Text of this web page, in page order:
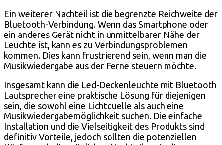
Ein weiterer Nachteil ist die begrenzte Reichweite der
Bluetooth-Verbindung. Wenn das Smartphone oder
ein anderes Gerät nicht in unmittelbarer Nähe der
Leuchte ist, kann es zu Verbindungsproblemen
kommen. Dies kann frustrierend sein, wenn man die
Musikwiedergabe aus der Ferne steuern möchte.
Insgesamt kann die Led-Deckenleuchte mit Bluetooth
Lautsprecher eine praktische Lösung für diejenigen
sein, die sowohl eine Lichtquelle als auch eine
Musikwiedergabemöglichkeit suchen. Die einfache
Installation und die Vielseitigkeit des Produkts sind
definitiv Vorteile, jedoch sollten die potenziellen